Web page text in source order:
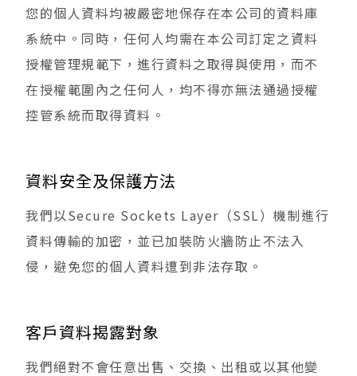
您的個人資料均被嚴密地保存在本公司的資料庫
系統中。同時，任何人均需在本公司訂定之資料
授權管理規範下，進行資料之取得與使用，而不
在授權範圍內之任何人，均不得亦無法通過授權
控管系統而取得資料。
資料安全及保護方法
我們以Secure Sockets Layer（SSL）機制進行
資料傳輸的加密，並已加裝防火牆防止不法入
侵，避免您的個人資料遭到非法存取。
客戶資料揭露對象
我們絕對不會任意出售、交換、出租或以其他變